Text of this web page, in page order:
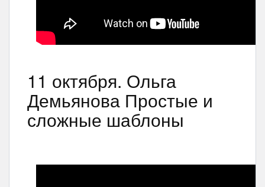
11 октября. Ольга
Демьянова Простые и
сложные шаблоны